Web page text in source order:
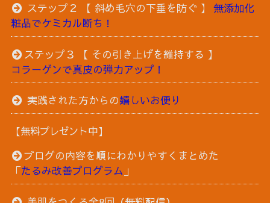
ステップ２ 【 斜め毛穴の下垂を防ぐ 】 無添加化
粧品でケミカル断ち！
ステップ３ 【 その引き上げを維持する 】
コラーゲンで真皮の弾力アップ！
実践された方からの嬉しいお便り
【無料プレゼント中】
ブログの内容を順にわかりやすくまとめた
「たるみ改善プログラム 」